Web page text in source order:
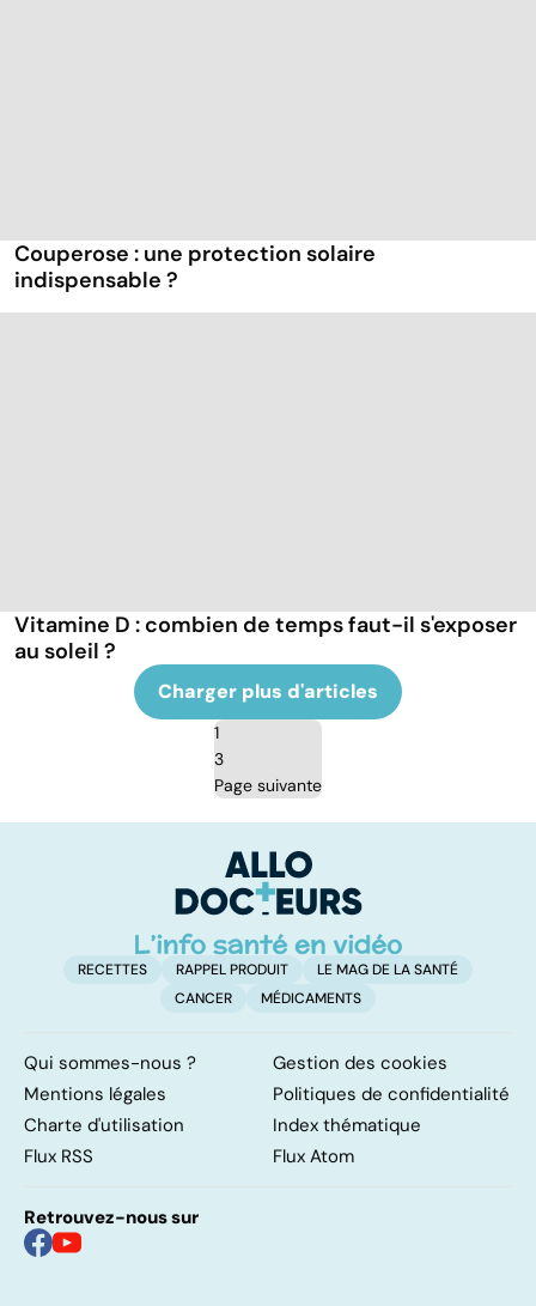
Couperose : une protection solaire
indispensable ?
Vitamine D : combien de temps faut-il s'exposer
au soleil ?
Charger plus d'articles
1
3
Page suivante
RECETTES RAPPEL PRODUIT
LE MAG DE LA SANTÉ
CANCER
MÉDICAMENTS
Qui sommes-nous ?
Gestion des cookies
Mentions légales
Politiques de confidentialité
Charte d'utilisation
Index thématique
Flux RSS
Flux Atom
Retrouvez-nous sur